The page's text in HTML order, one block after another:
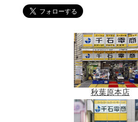
秋葉原本店